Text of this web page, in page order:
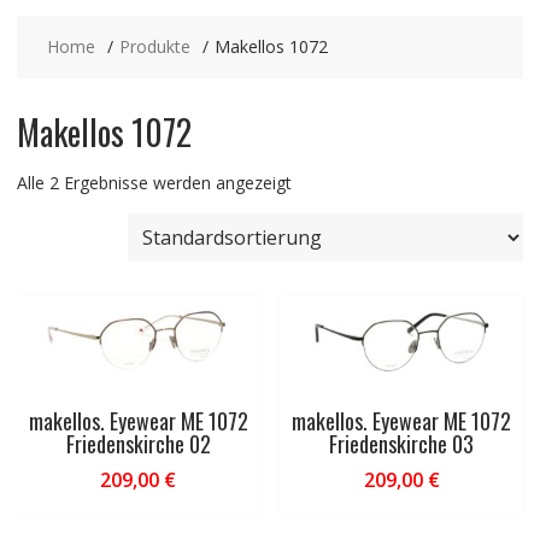
Home Produkte Makellos 1072
Makellos 1072
Alle 2 Ergebnisse werden angezeigt
makellos. Eyewear ME 1072
Friedenskirche 02
209,00 €
makellos. Eyewear ME 1072
Friedenskirche 03
209,00 €